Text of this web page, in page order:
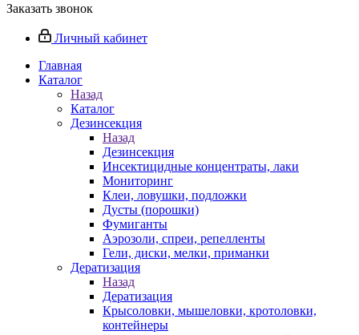
Заказать звонок
Личный кабинет
Главная
Каталог
Назад
Каталог
Дезинсекция
Назад
Дезинсекция
Инсектицидные концентраты, лаки
Мониторинг
Клеи, ловушки, подложки
Дусты (порошки)
Фумиганты
Аэрозоли, спреи, репелленты
Гели, диски, мелки, приманки
Дератизация
Назад
Дератизация
Крысоловки, мышеловки, кротоловки,
контейнеры